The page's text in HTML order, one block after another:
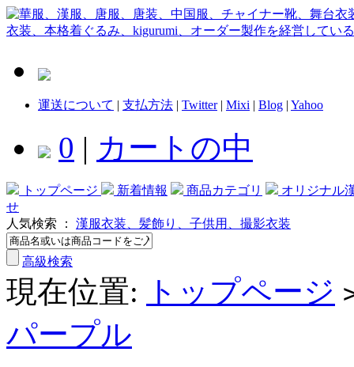
運送について | 支払方法 | Twitter| Mixi | Blog | Yahoo
0 | カートの中
トップページ 新着情報 商品カテゴリ
オリジナル
せ
人気検索 ： 漢服衣装、髪飾り、子供用、撮影衣装
高級検索
現在位置: トップページ
パープル